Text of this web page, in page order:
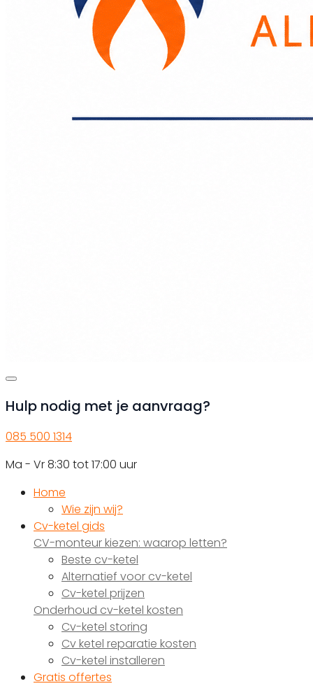
Hulp nodig met je aanvraag?
085 500 1314
Ma - Vr 8:30 tot 17:00 uur
Home
Wie zijn wij?
Cv-ketel gids
CV-monteur kiezen: waarop letten?
Beste cv-ketel
Alternatief voor cv-ketel
Cv-ketel prijzen
Onderhoud cv-ketel kosten
Cv-ketel storing
Cv ketel reparatie kosten
Cv-ketel installeren
Gratis offertes